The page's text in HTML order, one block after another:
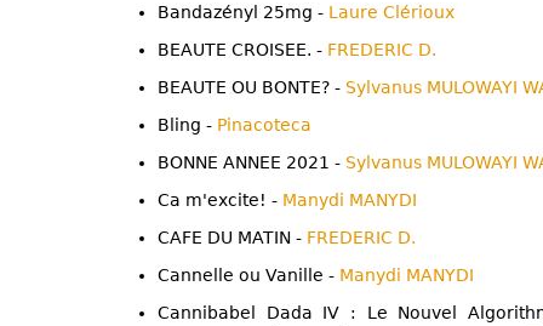
Bandazényl 25mg - Laure Clérioux
BEAUTE CROISEE. - FREDERIC D.
BEAUTE OU BONTE? - Sylvanus MULOWAYI
Bling - Pinacoteca
BONNE ANNEE 2021 - Sylvanus MULOWAYI
Ca m'excite! - Manydi MANYDI
CAFE DU MATIN - FREDERIC D.
Cannelle ou Vanille - Manydi MANYDI
Cannibabel Dada IV : Le Nouvel